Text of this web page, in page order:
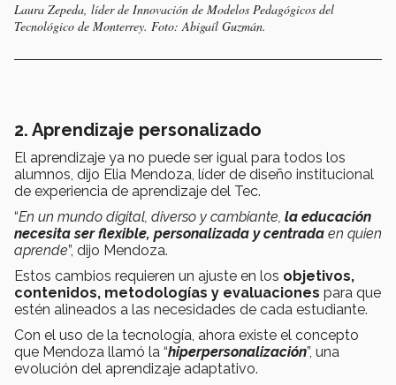
Laura Zepeda, líder de Innovación de Modelos Pedagógicos del
Tecnológico de Monterrey. Foto: Abigaíl Guzmán.
2. Aprendizaje personalizado
El aprendizaje ya no puede ser igual para todos los
alumnos, dijo Elia Mendoza, líder de diseño institucional
de experiencia de aprendizaje del Tec.
“En un mundo digital, diverso y cambiante, la educación
necesita ser flexible, personalizada y centrada en quien
aprende”, dijo Mendoza.
Estos cambios requieren un ajuste en los objetivos,
contenidos, metodologías y evaluaciones para que
estén alineados a las necesidades de cada estudiante.
Con el uso de la tecnología, ahora existe el concepto
que Mendoza llamó la “hiperpersonalización”, una
evolución del aprendizaje adaptativo.